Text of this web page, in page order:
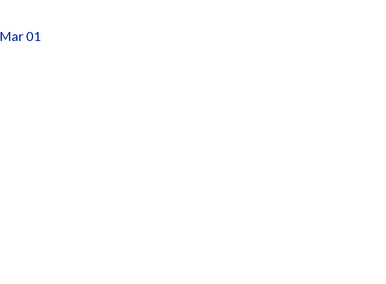
Mar 01